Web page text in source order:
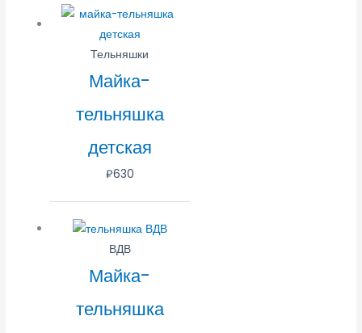
Тельняшки
Майка-
тельняшка
детская
₽630
ВДВ
Майка-
тельняшка